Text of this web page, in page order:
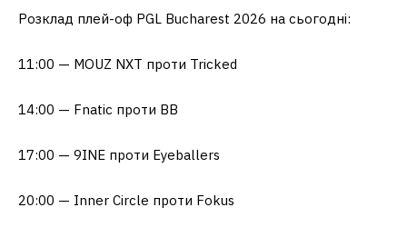
Розклад плей-оф PGL Bucharest 2026 на сьогодні:
11:00 — MOUZ NXT проти Tricked
14:00 — Fnatic проти BB
17:00 — 9INE проти Eyeballers
20:00 — Inner Circle проти Fokus